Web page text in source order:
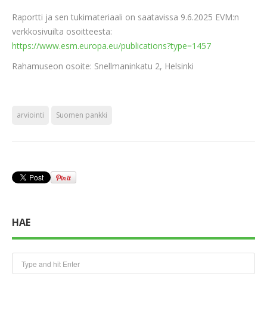
Raportti ja sen tukimateriaali on saatavissa 9.6.2025 EVM:n
verkkosivuilta osoitteesta:
https://www.esm.europa.eu/publications?type=1457
Rahamuseon osoite: Snellmaninkatu 2, Helsinki
arviointi Suomen pankki
HAE